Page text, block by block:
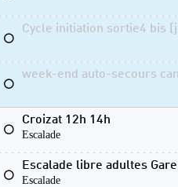
⚪
Cycle initiation sortie4 bis
⚪
week-end auto-secours
⚪
Croizat 12h 14h
Escalade
⚪
Escalade libre adultes
Escalade